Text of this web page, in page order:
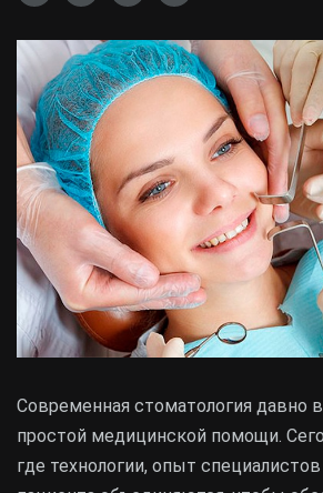
Современная стоматология давно
простой медицинской помощи.
где технологии, опыт